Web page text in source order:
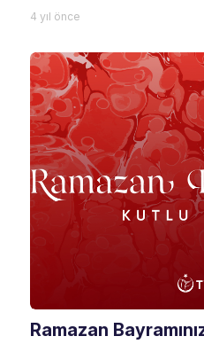
4 yıl önce
Ramazan